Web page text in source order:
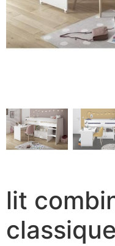
lit
classique